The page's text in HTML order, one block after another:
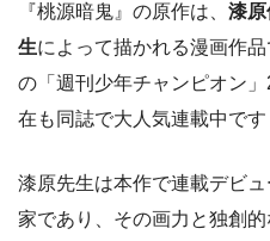
『桃源暗鬼』の原作は、 漆
生によって描かれる漫画作
の「週刊少年チャンピオン
在も同誌で大人気連載中です
漆原先生は本作で連載デビ
家であり、その画力と独創